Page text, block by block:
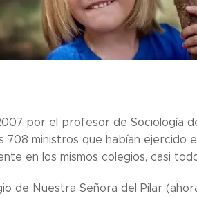
por el profesor de Sociología
708 ministros que habían ejercido
en los mismos colegios, casi
de Nuestra Señora del Pilar